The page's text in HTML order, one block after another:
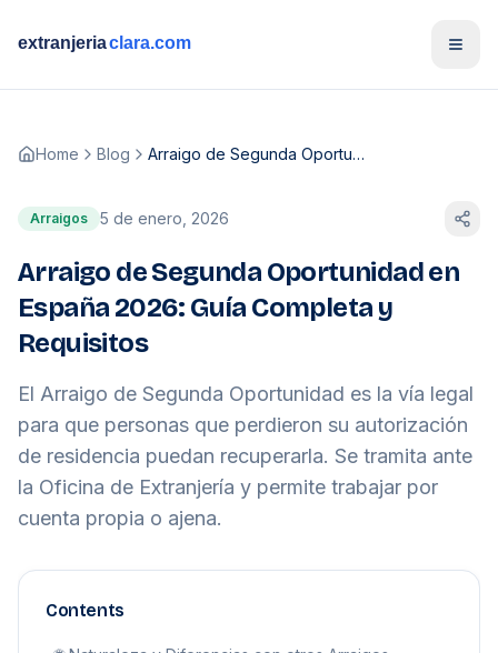
Home Blog Arraigo de Segunda Oportunidad en España 2026: Guía Completa y Requisitos
Arraigos 5 de enero, 2026
Arraigo de Segunda Oportunidad en
España 2026: Guía Completa y
Requisitos
El Arraigo de Segunda Oportunidad es la vía legal
para que personas que perdieron su autorización
de residencia puedan recuperarla. Se tramita ante
la Oficina de Extranjería y permite trabajar por
cuenta propia o ajena.
Contents